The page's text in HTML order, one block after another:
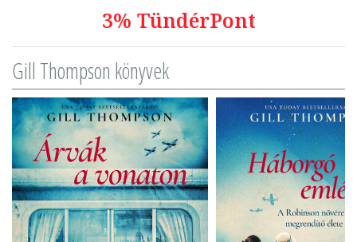
3% TündérPont
Gill Thompson könyvek